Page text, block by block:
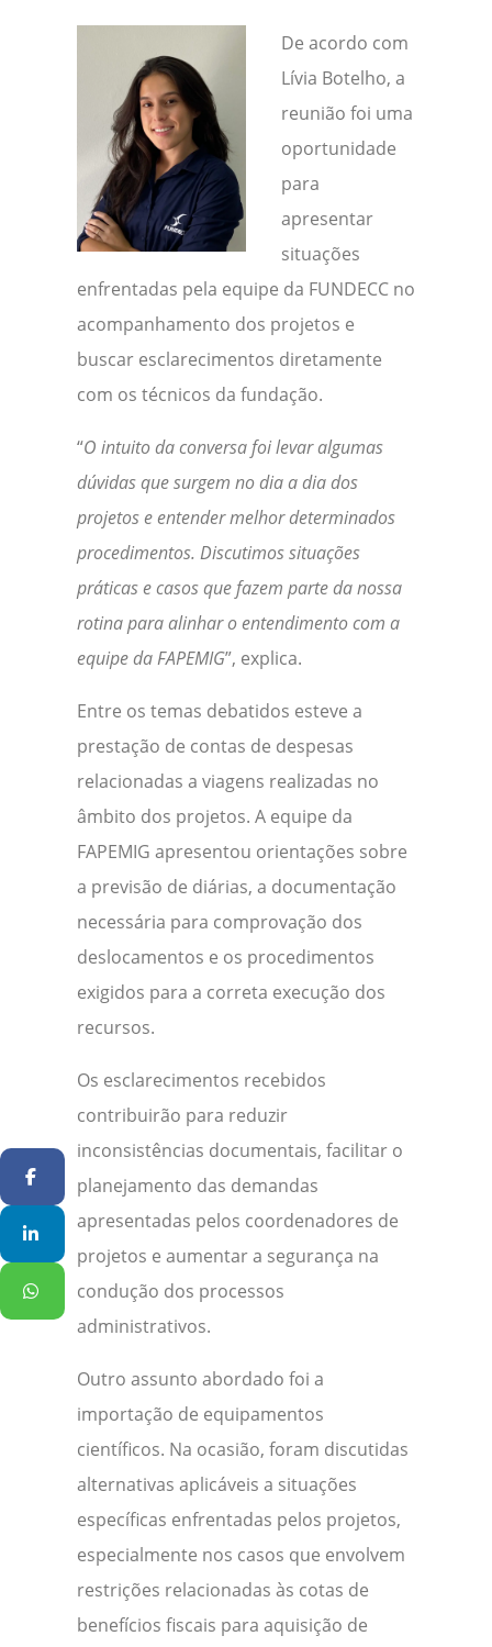
De acordo com
Lívia Botelho, a
reunião foi uma
oportunidade
para
apresentar
situações
enfrentadas pela equipe da FUNDECC no
acompanhamento dos projetos e
buscar esclarecimentos diretamente
com os técnicos da fundação.
“O intuito da conversa foi levar algumas
dúvidas que surgem no dia a dia dos
projetos e entender melhor determinados
procedimentos. Discutimos situações
práticas e casos que fazem parte da nossa
rotina para alinhar o entendimento com a
equipe da FAPEMIG”, explica.
Entre os temas debatidos esteve a
prestação de contas de despesas
relacionadas a viagens realizadas no
âmbito dos projetos. A equipe da
FAPEMIG apresentou orientações sobre
a previsão de diárias, a documentação
necessária para comprovação dos
deslocamentos e os procedimentos
exigidos para a correta execução dos
recursos.
Os esclarecimentos recebidos
contribuirão para reduzir
inconsistências documentais, facilitar o
planejamento das demandas
apresentadas pelos coordenadores de
projetos e aumentar a segurança na
condução dos processos
administrativos.
Outro assunto abordado foi a
importação de equipamentos
científicos. Na ocasião, foram discutidas
alternativas aplicáveis a situações
específicas enfrentadas pelos projetos,
especialmente nos casos que envolvem
restrições relacionadas às cotas de
benefícios fiscais para aquisição de
Facebook
Linkedin
WhatsApp